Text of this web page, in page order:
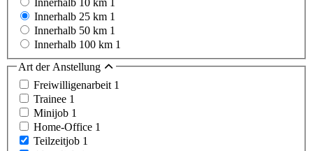
Innerhalb 10 km
Innerhalb 25 km 1
Innerhalb 50 km 1
Innerhalb 100 km 1
Art der Anstellung
Freiwilligenarbeit 1
Trainee 1
Minijob 1
Home-Office 1
Teilzeitjob 1